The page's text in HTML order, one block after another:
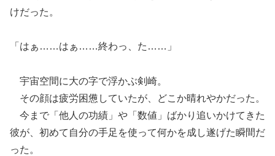
けだった。
「はぁ……はぁ……終わっ、た……」
宇宙空間に大の字で浮かぶ剣崎。
その顔は疲労困憊していたが、どこか晴れやかだった。
今まで「他人の功績」や「数値」ばかり追いかけてきた
彼が、初めて自分の手足を使って何かを成し遂げた瞬間だ
った。